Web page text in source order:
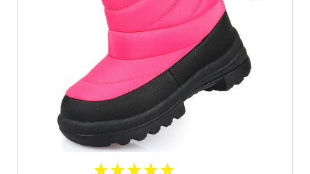
★★★★★
★★★★★